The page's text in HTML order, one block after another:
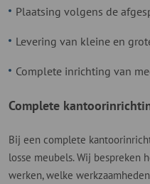
Plaatsing volgens de
Levering van kleine en
Complete inrichting van
Complete
Bij een complete
losse meubels. Wij bespreken
werken, welke